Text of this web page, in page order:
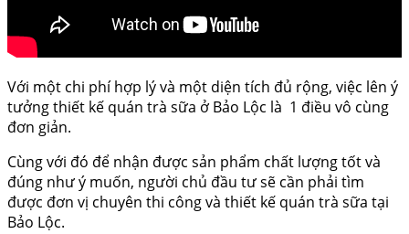
Với một chi phí hợp lý và một diện tích đủ rộng, việc lên ý
tưởng thiết kế quán trà sữa ở Bảo Lộc là 1 điều vô cùng
đơn giản.
Cùng với đó để nhận được sản phẩm chất lượng tốt và
đúng như ý muốn, người chủ đầu tư sẽ cần phải tìm
được đơn vị chuyên thi công và thiết kế quán trà sữa tại
Bảo Lộc.